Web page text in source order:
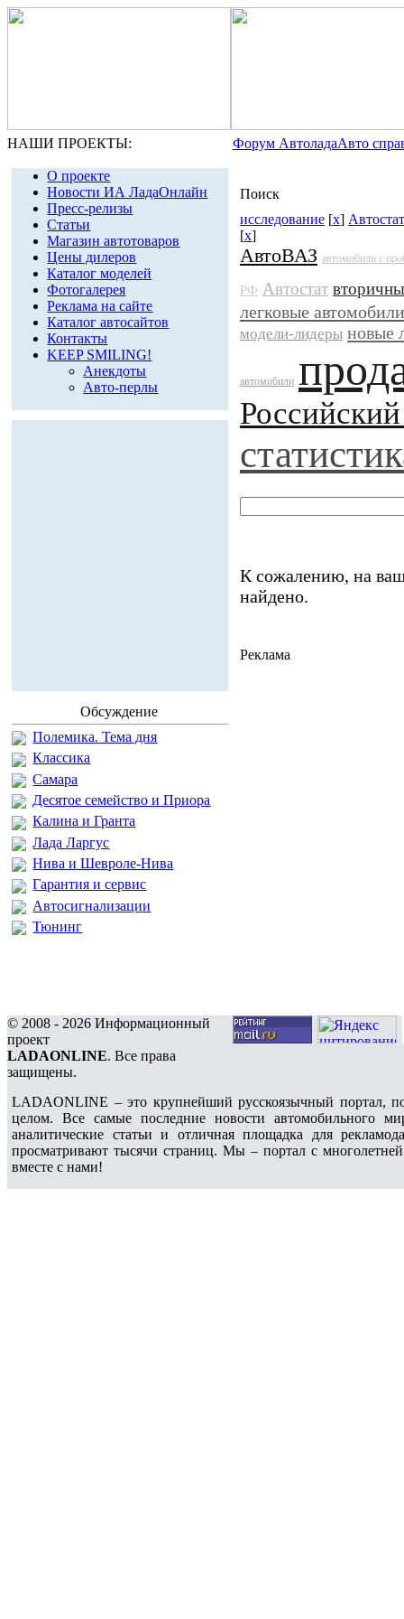
НАШИ ПРОЕКТЫ: Форум АвтоладаАвто
О проекте
Новости ИА ЛадаОнлайн
Пресс-релизы
Статьи
Магазин автотоваров
Цены дилеров
Каталог моделей
Фотогалерея
Реклама на сайте
Каталог автосайтов
Контакты
KEEP SMILING!
Анекдоты
Авто-перлы
Обсуждение
Полемика. Тема дня
Классика
Самара
Десятое семейство и Приора
Калина и Гранта
Лада Ларгус
Нива и Шевроле-Нива
Гарантия и сервис
Автосигнализации
Тюнинг
Поиск
исследование [x] Автостат
[x]
АвтоВАЗ автомобили с
РФ Автостат
легковые автомобили
модели-лидеры новые
автомобили
К сожалению, на
найдено.
Реклама
© 2008 - 2026 Информационный
проект
LADAONLINE. Все права
защищены.
LADAONLINE – это крупнейший русскоязычный портал,
целом. Все самые последние новости автомобильного
аналитические статьи и отличная площадка для
просматривают тысячи страниц. Мы – портал с
вместе с нами!